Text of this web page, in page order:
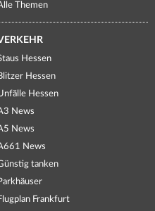
Themen
Hessen
Hessen
Hessen
News
News
News
tanken
Frankfurt